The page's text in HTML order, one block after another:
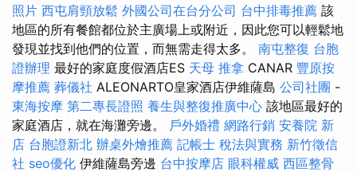
照片 西屯肩頸放鬆 外國公司在台分公司 台中排毒推薦 該
地區的所有餐館都位於主廣場上或附近，因此您可以輕鬆地
發現並找到他們的位置，而無需走得太多。 南屯整復 台胞
證辦理 最好的家庭度假酒店ES 天母 推拿 CANAR 豐原按
摩推薦 葬儀社 ALEONARTO皇家酒店伊維薩島 公司社團 -
東海按摩 第二專長證照 養生與整復推廣中心 該地區最好的
家庭酒店，就在海灘旁邊。 戶外婚禮 網路行銷 安養院 新
店 台胞證新北 辦桌外燴推薦 記帳士 稅法與實務 新竹徵信
社 seo優化 伊維薩島旁邊 台中按摩店 眼科權威 西區整骨